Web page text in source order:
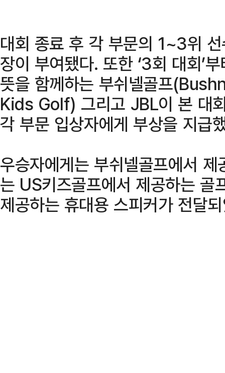
대회 종료 후 각 부문의 1~3위
장이 부여됐다. 또한 ‘3회 대회’
뜻을 함께하는 부쉬넬골프
Kids Golf) 그리고 JBL이 본 대
각 부문 입상자에게 부상을 지급
우승자에게는 부쉬넬골프에서
는 US키즈골프에서 제공하는
제공하는 휴대용 스피커가 전달